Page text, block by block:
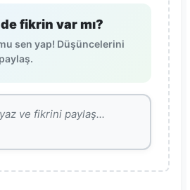
fikrin var mı?
sen yap! Düşüncelerini